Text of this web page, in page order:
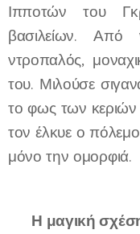
Ιπποτών του
βασιλείων. Από
ντροπαλός,
του. Μιλούσε
το φως των κεριών
τον έλκυε ο
μόνο την ομορφιά.
Η μαγική